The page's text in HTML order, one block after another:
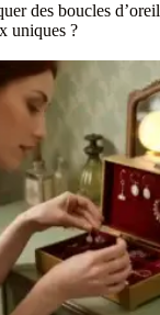
des boucles
uniques ?